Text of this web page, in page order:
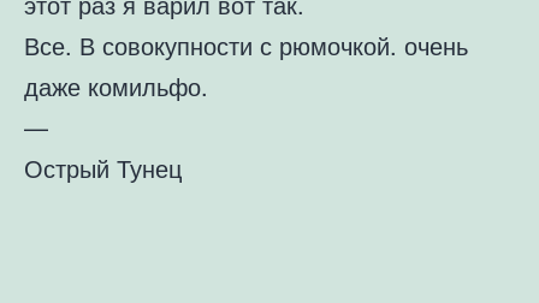
Все. В совокупности с рюмочкой. очень
даже комильфо.
—
Острый Тунец